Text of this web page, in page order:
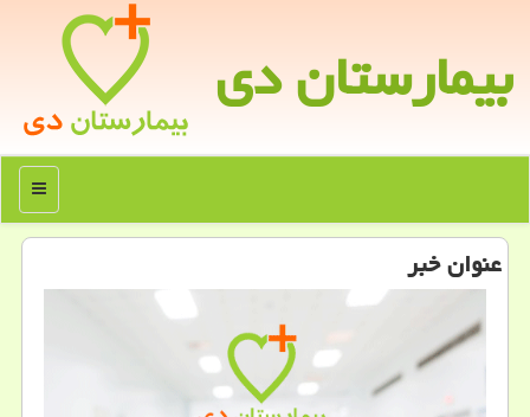
بیمارستان دی
منو
عنوان خبر